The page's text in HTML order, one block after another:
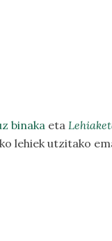
binaka eta
utzitako